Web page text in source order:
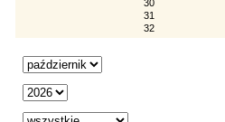
30
31
32